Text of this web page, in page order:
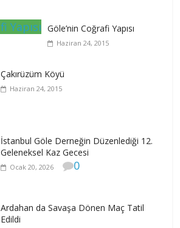
Göle’nin Coğrafi Yapısı
Haziran 24, 2015
Çakırüzüm Köyü
Haziran 24, 2015
İstanbul Göle Derneğin Düzenlediği 12.
Geleneksel Kaz Gecesi
Ocak 20, 2026 0
Ardahan da Savaşa Dönen Maç Tatil
Edildi